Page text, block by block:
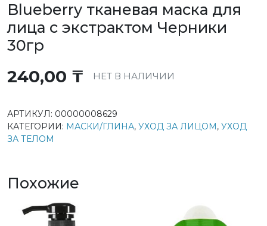
Blueberry тканевая маска для
лица с экстрактом Черники
30гр
240,00 ₸ НЕТ В НАЛИЧИИ
АРТИКУЛ: 00000008629
КАТЕГОРИИ: МАСКИ/ГЛИНА, УХОД ЗА ЛИЦОМ, УХОД
ЗА ТЕЛОМ
Похожие